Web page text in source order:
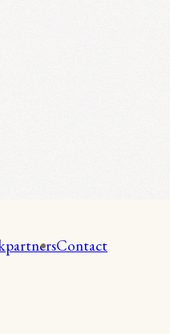
Contact